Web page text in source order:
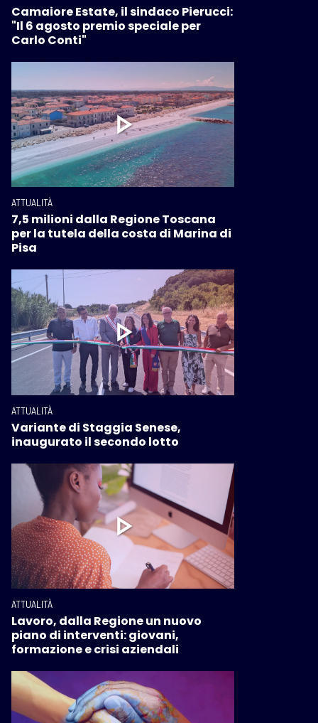
Camaiore Estate, il sindaco Pierucci:
"Il 6 agosto premio speciale per
Carlo Conti"
ATTUALITÀ
7,5 milioni dalla Regione Toscana
per la tutela della costa di Marina di
Pisa
ATTUALITÀ
Variante di Staggia Senese,
inaugurato il secondo lotto
ATTUALITÀ
Lavoro, dalla Regione un nuovo
piano di interventi: giovani,
formazione e crisi aziendali